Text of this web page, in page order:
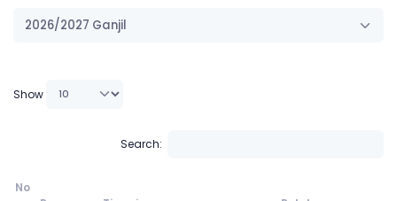
2026/2027 Ganjil
Show
Search:
No